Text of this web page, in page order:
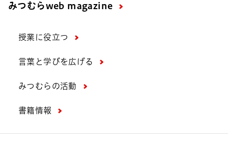
みつむらweb magazine
授業に役立つ
言葉と学びを広げる
みつむらの活動
書籍情報